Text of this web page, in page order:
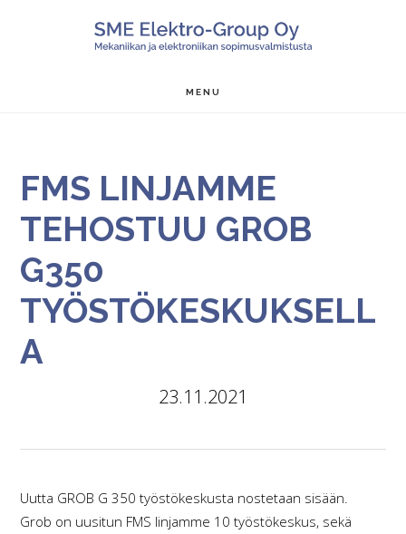
alatunnisteeseen
MENU
FMS LINJAMME
TEHOSTUU GROB
G350
TYÖSTÖKESKUKSELL
A
23.11.2021
Uutta GROB G 350 työstökeskusta nostetaan sisään.
Grob on uusitun FMS linjamme 10 työstökeskus, sekä